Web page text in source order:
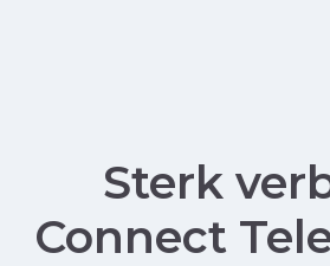
Sterk
Connect